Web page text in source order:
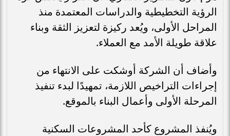
الرؤية التخطيطية والدراسات المعتمدة منذ
المراحل الأولى، ويُعد ركيزة لتعزيز الثقة وبناء
علاقة طويلة الأمد مع العملاء.
وأضاف أن الشركة أوشكت على الانتهاء من
إجراءات التراخيص اللازمة، تمهيدًا لبدء تنفيذ
المرحلة الأولى وأعمال البناء بالموقع.
ويُنفذ المشروع كأحد المشروعات السكنية